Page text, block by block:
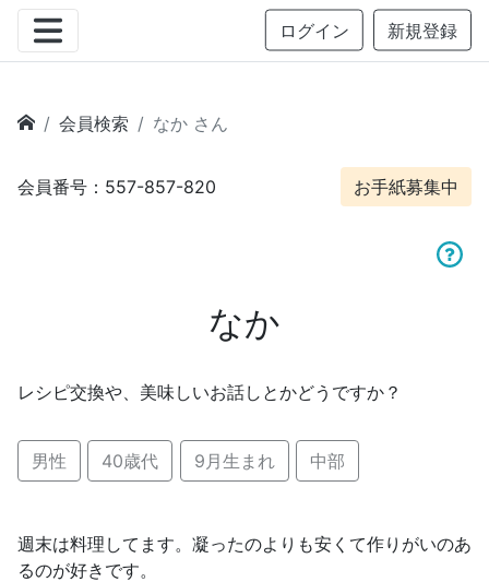
ログイン 新規登録
会員検索 なか さん
会員番号：557-857-820 お手紙募集中
なか
レシピ交換や、美味しいお話しとかどうですか？
男性 40歳代 9月生まれ 中部
週末は料理してます。凝ったのよりも安くて作りがいのあ
るのが好きです。